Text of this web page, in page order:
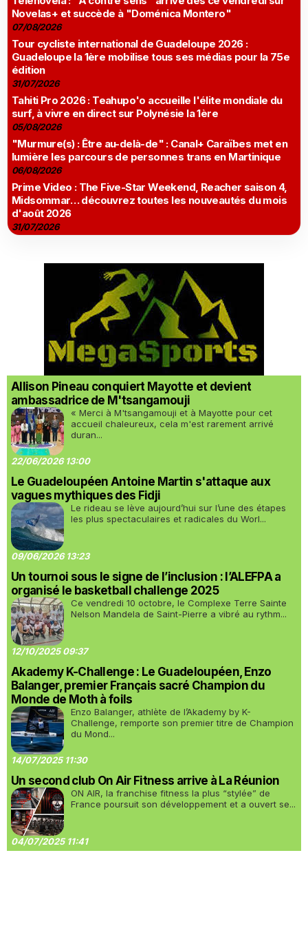
Novelas+ et succède à "Doménica Montero"
07/08/2026
Tour cycliste international de Guadeloupe 2026 :
Guadeloupe la 1ère mobilise tous ses médias pour la 75e
édition
31/07/2026
Tahiti Pro 2026 : Teahupo'o accueille l'élite mondiale du
surf, à vivre en direct sur Polynésie la 1ère
05/08/2026
"Murmure(s) : Être au-delà-de" : Canal+ Caraïbes met en
lumière les parcours de personnes trans en Martinique
06/08/2026
Prime Video : The Five-Star Weekend, Reacher saison 4,
Midsommar… découvrez toutes les nouveautés du mois
d'août 2026
31/07/2026
Allison Pineau conquiert Mayotte et devient
ambassadrice de M'tsangamouji
« Merci à M'tsangamouji et à Mayotte pour cet
accueil chaleureux, cela m'est rarement arrivé
duran...
22/06/2026 13:00
Le Guadeloupéen Antoine Martin s'attaque aux
vagues mythiques des Fidji
Le rideau se lève aujourd’hui sur l’une des étapes
les plus spectaculaires et radicales du Worl...
09/06/2026 13:23
Un tournoi sous le signe de l’inclusion : l’ALEFPA a
organisé le basketball challenge 2025
Ce vendredi 10 octobre, le Complexe Terre Sainte
Nelson Mandela de Saint-Pierre a vibré au rythm...
12/10/2025 09:37
Akademy K-Challenge : Le Guadeloupéen, Enzo
Balanger, premier Français sacré Champion du
Monde de Moth à foils
Enzo Balanger, athlète de l’Akademy by K-
Challenge, remporte son premier titre de Champion
du Mond...
14/07/2025 11:30
Un second club On Air Fitness arrive à La Réunion
ON AIR, la franchise fitness la plus “stylée” de
France poursuit son développement et a ouvert se...
04/07/2025 11:41